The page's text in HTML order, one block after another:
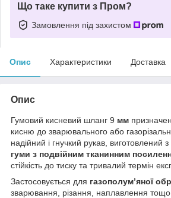
Що таке купити з Пром?
Замовлення під захистом
Опис Характеристики Доставка
Опис
Гумовий кисневий шланг 9 мм
кисню до зварювального або
надійний і гнучкий рукав, виготовлений з
гуми з подвійним тканинним
стійкість до тиску та тривалий термін
Застосовується для газополум’яної
зварювання, різання, наплавлення